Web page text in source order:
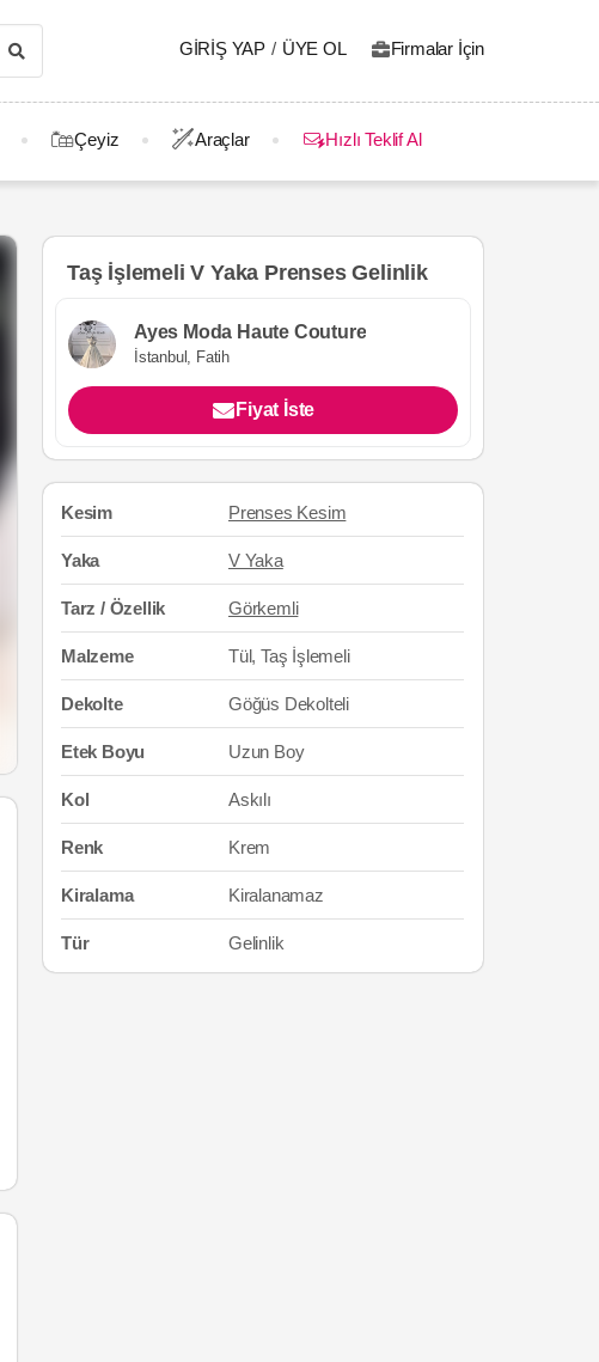
GIRIŞ YAP / ÜYE OL Firmalar İçin
Çeyiz Araçlar Hızlı Teklif Al
Taş İşlemeli V Yaka Prenses Gelinlik
Ayes Moda Haute Couture
İstanbul, Fatih
Fiyat İste
Kesim Prenses Kesim
Yaka V Yaka
Tarz / Özellik Görkemli
Malzeme Tül, Taş İşlemeli
Dekolte Göğüs Dekolteli
Etek Boyu Uzun Boy
Kol Askılı
Renk Krem
Kiralama Kiralanamaz
Tür Gelinlik